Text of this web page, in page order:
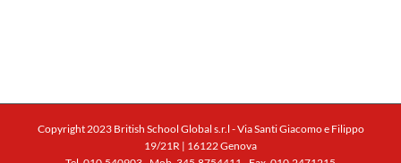
Copyright 2023 British School Global s.r.l - Via Santi Giacomo e Filippo
19/21R | 16122 Genova